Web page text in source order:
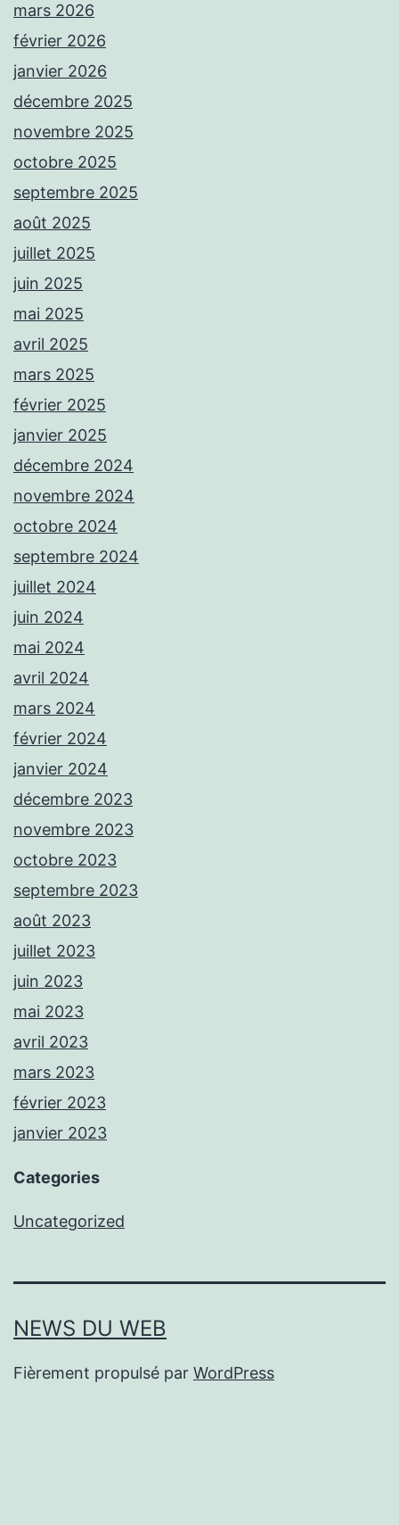
mars 2026
février 2026
janvier 2026
décembre 2025
novembre 2025
octobre 2025
septembre 2025
août 2025
juillet 2025
juin 2025
mai 2025
avril 2025
mars 2025
février 2025
janvier 2025
décembre 2024
novembre 2024
octobre 2024
septembre 2024
juillet 2024
juin 2024
mai 2024
avril 2024
mars 2024
février 2024
janvier 2024
décembre 2023
novembre 2023
octobre 2023
septembre 2023
août 2023
juillet 2023
juin 2023
mai 2023
avril 2023
mars 2023
février 2023
janvier 2023
Categories
Uncategorized
NEWS DU WEB
Fièrement propulsé par WordPress